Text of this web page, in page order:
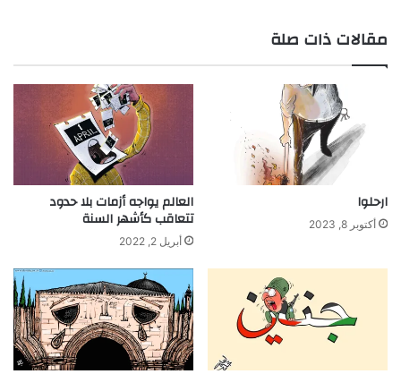
مقالات ذات صلة
ارحلوا
أكتوبر 8, 2023
العالم يواجه أزمات بلا حدود
تتعاقب كأشهر السنة
أبريل 2, 2022